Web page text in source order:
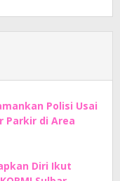
Polisi Usai
Parkir di Area
Diri Ikut